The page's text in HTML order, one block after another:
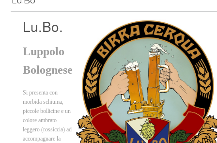
Lu.Bo.
Luppolo
Bolognese
Si presenta con
morbida schiuma,
piccole bollicine e un
colore ambrato
leggero (rossiccia) ad
accompagnare la